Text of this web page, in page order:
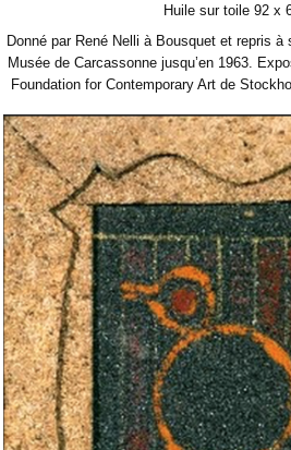
Huile sur toile 92 x
Donné par René Nelli à Bousquet et repris
Musée de Carcassonne jusqu’en 1963.
Foundation for Contemporary Art de